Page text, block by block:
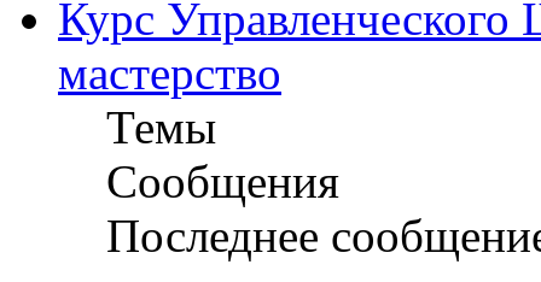
Курс
мастерство
Темы
Сообщения
Последнее